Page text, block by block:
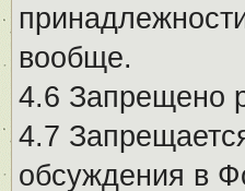
вообще.
4.6 Запрещено
4.7
обсуждения в